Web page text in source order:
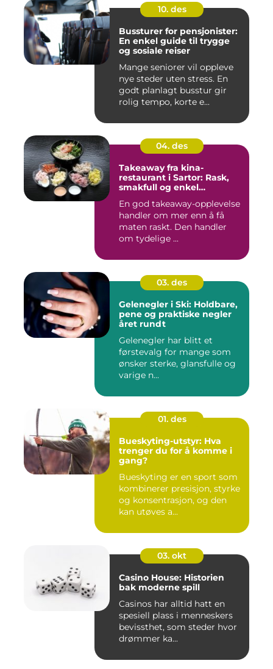
10. des
Bussturer for pensjonister:
En enkel guide til trygge
og sosiale reiser
Mange seniorer vil oppleve
nye steder uten stress. En
godt planlagt busstur gir
rolig tempo, korte e...
04. des
Takeaway fra kina-
restaurant i Sartor: Rask,
smakfull og enkel
En god takeaway-opplevelse
handler om mer enn å få
maten raskt. Den handler
om tydelige ...
03. des
Gelenegler i Ski: Holdbare,
pene og praktiske negler
året rundt
Gelenegler har blitt et
førstevalg for mange som
ønsker sterke, glansfulle og
varige n...
01. des
Bueskyting-utstyr: Hva
trenger du for å komme i
gang?
Bueskyting er en sport som
kombinerer presisjon, styrke
og konsentrasjon, og den
kan utøves a...
03. okt
Casino House: Historien
bak moderne spill
Casinos har alltid hatt en
spesiell plass i menneskers
bevissthet, som steder hvor
drømmer ka...